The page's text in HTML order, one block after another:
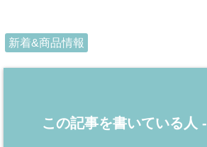
新着&商品情報
この記事を書いている人 -